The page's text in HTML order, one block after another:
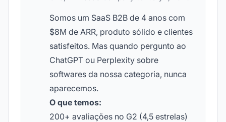
Somos um SaaS B2B de 4 anos com
$8M de ARR, produto sólido e clientes
satisfeitos. Mas quando pergunto ao
ChatGPT ou Perplexity sobre
softwares da nossa categoria, nunca
aparecemos.
O que temos:
200+ avaliações no G2 (4,5 estrelas)